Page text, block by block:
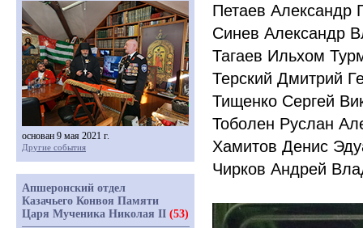
Петаев Александр
Синев Александр
Тагаев Ильхом
Терский Дмитрий
Тищенко Сергей
Тоболен Руслан
Хамитов Денис
Чирков Андрей
основан 9 мая 2021 г.
Другие события
Апшеронский отдел
Казачьего Конвоя Памяти
Царя Мученика Николая II (53)